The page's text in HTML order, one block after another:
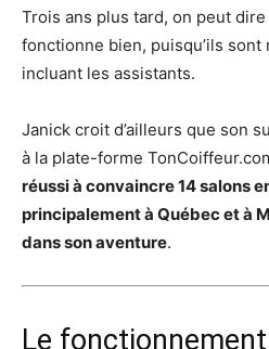
Trois ans plus tard, on peut
fonctionne bien, puisqu’ils sont
incluant les assistants.
Janick croit d’ailleurs que son
à la plate-forme
réussi à convaincre 14 salons
principalement à Québec et à
dans son aventure.
Le fonctionnement